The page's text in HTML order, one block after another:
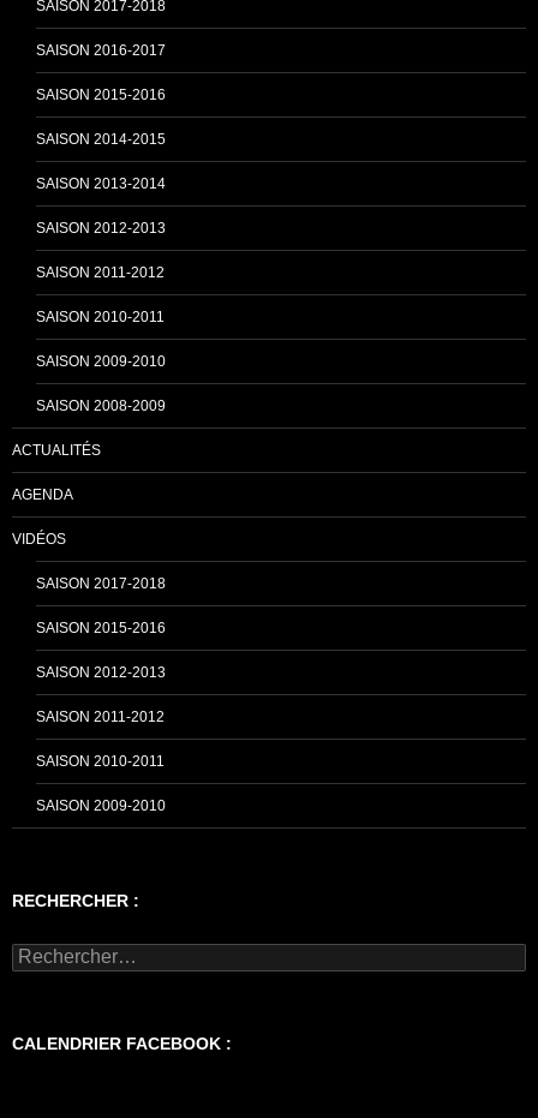
SAISON 2017-2018
SAISON 2016-2017
SAISON 2015-2016
SAISON 2014-2015
SAISON 2013-2014
SAISON 2012-2013
SAISON 2011-2012
SAISON 2010-2011
SAISON 2009-2010
SAISON 2008-2009
ACTUALITÉS
AGENDA
VIDÉOS
SAISON 2017-2018
SAISON 2015-2016
SAISON 2012-2013
SAISON 2011-2012
SAISON 2010-2011
SAISON 2009-2010
RECHERCHER :
Rechercher :
CALENDRIER FACEBOOK :